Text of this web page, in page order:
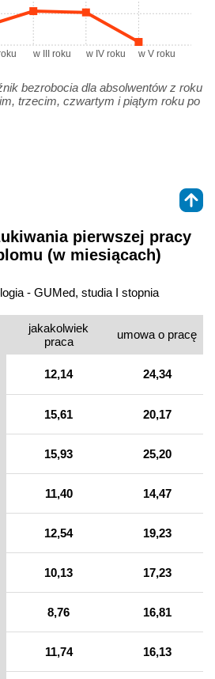
w III roku w IV roku w V roku
bezrobocia dla absolwentów z roku
trzecim, czwartym i piątym roku po
pierwszej pracy
(w miesiącach)
- GUMed, studia I stopnia
jakakolwiek
praca
umowa o pracę
12,14 24,34
15,61 20,17
15,93 25,20
11,40 14,47
12,54 19,23
10,13 17,23
8,76 16,81
11,74 16,13